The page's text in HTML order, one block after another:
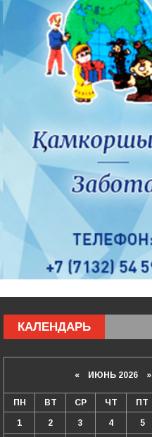
КАЛЕНДАРЬ
«ИЮНЬ 2026 »
ПН ВТ СР ЧТ ПТ
1 2 3 4 5